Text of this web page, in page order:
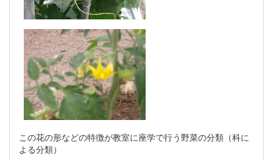
この花の形などの特徴が教室に座学で行う野菜の分類（科に
よる分類）